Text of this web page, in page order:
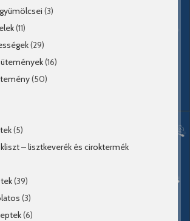
(3)
(11)
(29)
(16)
(50)
(5)
– lisztkeverék és ciroktermék
(39)
(3)
(6)